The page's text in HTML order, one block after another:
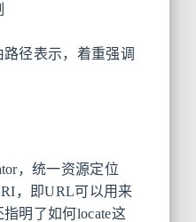
径表示，着重强调
，统一资源定位
，即URL可以用来
明了如何locate这